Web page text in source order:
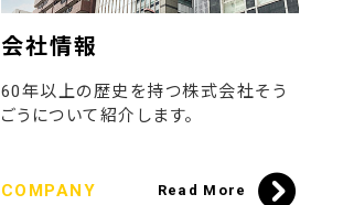
会社情報
60年以上の歴史を持つ株式会社そう
ごうについて紹介します。
COMPANY Read More